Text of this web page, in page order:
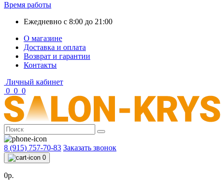
Время работы
Ежедневно с 8:00 до 21:00
О магазине
Доставка и оплата
Возврат и гарантии
Контакты
Личный кабинет
0 0 0
8 (915) 757-70-83 Заказать звонок
0
0р.